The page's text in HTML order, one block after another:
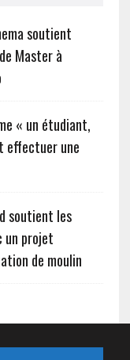
soutient
Master à
« un étudiant,
effectuer une
soutient les
un projet
de moulin